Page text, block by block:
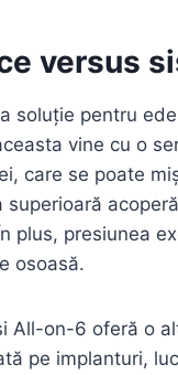
versus
soluție pentru
vine cu o
care se poate
superioară
plus, presiunea
osoasă.
All-on-6 oferă o
pe implanturi,